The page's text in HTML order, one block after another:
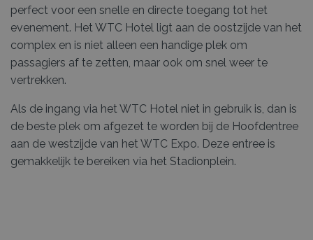
perfect voor een snelle en directe toegang tot het
evenement. Het WTC Hotel ligt aan de oostzijde van het
complex en is niet alleen een handige plek om
passagiers af te zetten, maar ook om snel weer te
vertrekken.
Als de ingang via het WTC Hotel niet in gebruik is, dan is
de beste plek om afgezet te worden bij de Hoofdentree
aan de westzijde van het WTC Expo. Deze entree is
gemakkelijk te bereiken via het Stadionplein.